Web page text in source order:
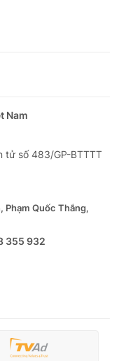
Nam
tử số 483/GP-BTTTT
Phạm Quốc Thắng,
355 932